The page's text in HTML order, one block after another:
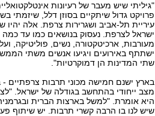
"גיליתי שיש מעבר של רעיונות
פרויקט גדול שיתקיים בסוזן דלל, שיזמתי
עיריית תל-אביב ושגרירות צרפת. אלה יהיו
ישראל לצרפת. נעסוק בנושאים כמו עד כמה
מעורבות, ארכיטקטורה, נשים, פוליטיקה,
ישתתף באירועים ויגיעו אנשים משתי
שתי המדינות הן דמוקרטיות".
בארץ ישנם חמישה מכוני תרבות צרפתיים
מצב ייחודי בהתחשב בגודלה של ישראל.
היא אומרת. "למשל בארצות הברית
שיש לנו בו הרבה קשרי תרבות. יש שיתוף